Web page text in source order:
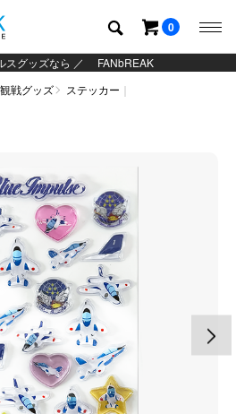
スグッズなら ／ FANbREAK
0
戦グッズ
ステッカー